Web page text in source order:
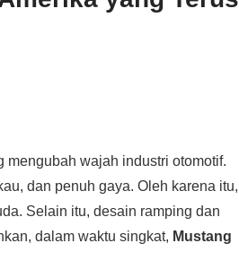
mengubah wajah industri otomotif.
dan penuh gaya. Oleh karena itu,
Selain itu, desain ramping dan
dalam waktu singkat, Mustang